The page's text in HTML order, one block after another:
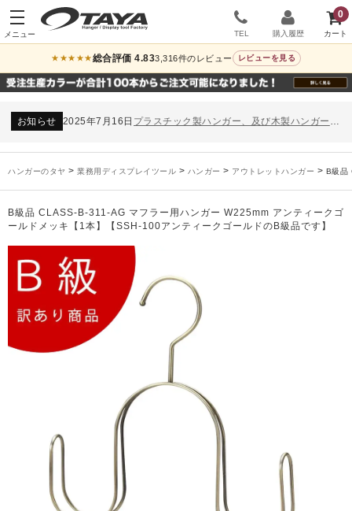
0
TEL 購入履歴
★★★★★総合評価 4.833,316件のレビュー レビューを見る
お知らせ 2024年12月12日年末年始休業のお知らせ
お知らせ
2025年7月16日
プラスチック製ハンガー、及び木製ハンガーKシリーズ 価格改定のお知らせ
お知らせ 2025年7月16日
お知らせ 2025年3月14日木製ハンガーNシリーズ価格改定のお知らせ
未分類
2024年12月19日
お知らせ
2024年12月12日 年末年始休業のお知らせ
ハンガーのタヤ > 業務用ディスプレイツール > ハンガー > アウトレットハンガー > B級品
B級品 CLASS-B-311-AG マフラー用ハンガー W225mm アンティークゴ
ールドメッキ【1本】【SSH-100アンティークゴールドのB級品です】